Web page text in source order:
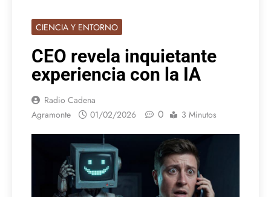
CIENCIA Y ENTORNO
CEO revela inquietante
experiencia con la IA
Radio Cadena
Agramonte
01/02/2026 0 3 Minutos